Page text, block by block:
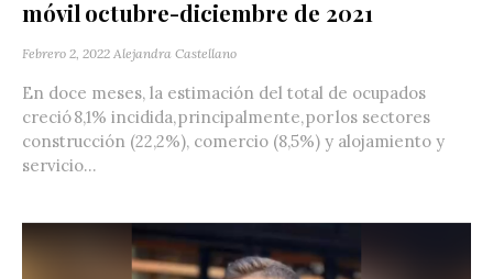
móvil octubre-diciembre de 2021
Febrero 2, 2022 Alejandra Castellano
En doce meses, la estimación del total de ocupados
creció 8,1% incidida, principalmente, por los sectores
construcción (22,2%), comercio (8,5%) y alojamiento y
servicio...